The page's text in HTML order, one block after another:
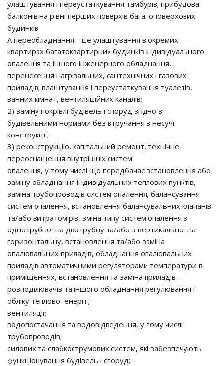
улаштування і переустаткування тамбурів; прибудова
балконів на рівні перших поверхів багатоповерхових
будинків
А переобладнання – це улаштування в окремих
квартирах багатоквартирних будинків індивідуального
опалення та іншого інженерного обладнання,
перенесення нагрівальних, сантехнічних і газових
приладів; влаштування і переустаткування туалетів,
ванних кімнат, вентиляційних каналів;
2) заміну покрівлі будівель і споруд згідно з
будівельними нормами без втручання в несучі
конструкції;
3) реконструкцію, капітальний ремонт, технічне
переоснащення внутрішніх систем:
опалення, у тому числі що передбачає встановлення або
заміну обладнання індивідуальних теплових пунктів,
заміна трубопроводів систем опалення, балансування
систем опалення, встановлення балансувальних клапанів
та/або витратомірів, зміна типу систем опалення з
однотрубної на двотрубну та/або з вертикальної на
горизонтальну, встановлення та/або заміна
опалювальних приладів, обладнання опалювальних
приладів автоматичними регуляторами температури в
приміщеннях, встановлення та заміна приладів-
розподілювачів та іншого обладнання регулювання і
обліку теплової енергії;
вентиляції;
водопостачання та водовідведення, у тому числі
трубопроводів;
силових та слабкострумових систем, які забезпечують
функціонування будівель і споруд;